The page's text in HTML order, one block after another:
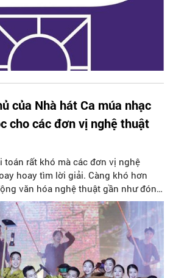
của Nhà hát Ca múa nhạc
cho các đơn vị nghệ thuật
toán rất khó mà các đơn vị nghệ
hoay tìm lời giải. Càng khó hơn
văn hóa nghệ thuật gần như đóng
suốt 2 năm qua.